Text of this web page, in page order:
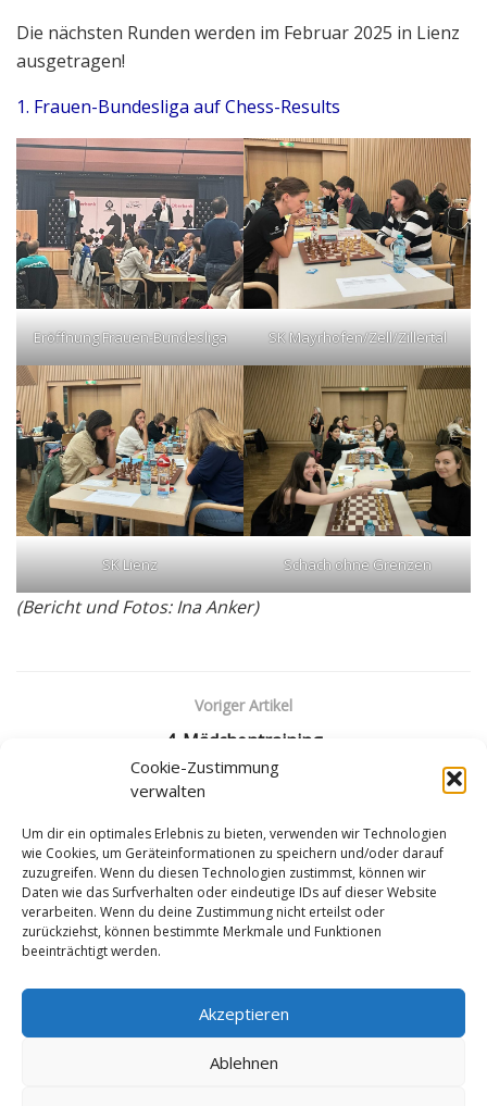
Cookie-Zustimmung
verwalten
Um dir ein optimales Erlebnis zu bieten, verwenden wir Technologien
wie Cookies, um Geräteinformationen zu speichern und/oder darauf
zuzugreifen. Wenn du diesen Technologien zustimmst, können wir
Daten wie das Surfverhalten oder eindeutige IDs auf dieser Website
verarbeiten. Wenn du deine Zustimmung nicht erteilst oder
zurückziehst, können bestimmte Merkmale und Funktionen
beeinträchtigt werden.
Akzeptieren
Ablehnen
Die nächsten Runden werden im Februar 2025 in Lienz
ausgetragen!
1. Frauen-Bundesliga auf Chess-Results
Eröffnung Frauen-Bundesliga SK Mayrhofen/Zell/Zillertal
SK Lienz Schach ohne Grenzen
(Bericht und Fotos: Ina Anker)
Voriger Artikel
4. Mädchentraining
Nächster Artikel
Impressum Datenschutzerklärung Cookie-Richtlinie (EU)